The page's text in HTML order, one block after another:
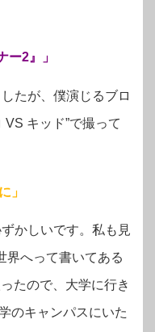
ー2』」
たが、僕演じるブロ
キッド”で撮って
」
かしいです。私も見
界へって書いてある
たので、大学に行き
のキャンパスにいた